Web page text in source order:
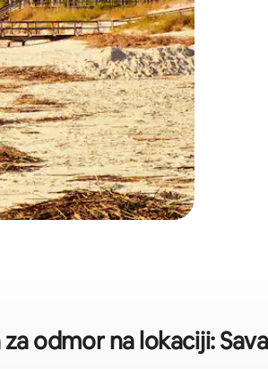
odmor na lokaciji: